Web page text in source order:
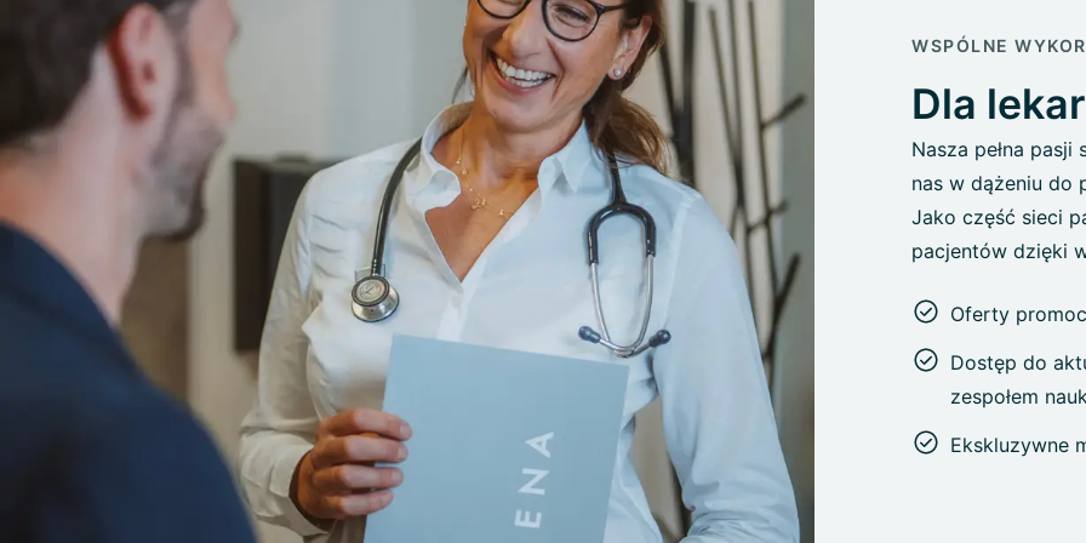
WSPÓLNE
Dla
Nasza pełna pasji
nas w dążeniu do
Jako część sieci
pacjentów dzięki
Oferty
Dostęp do
zespołem
Ekskluzywne